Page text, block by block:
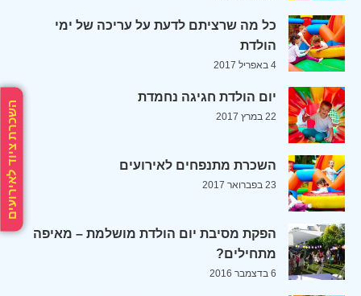
השכרת ציוד לאירועים
כל מה שרציתם לדעת על עריכה של ימי
הולדת
4 באפריל 2017
יום הולדת חגיגה נחמדת
22 במרץ 2017
השכרת מתנפחים לאירועים
23 בפברואר 2017
הפקת מסיבת יום הולדת מושלמת – מאיפה
מתחילים?
6 בדצמבר 2016